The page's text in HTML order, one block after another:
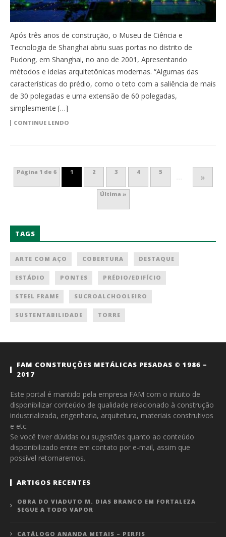
Após três anos de construção, o Museu de Ciência e
Tecnologia de Shanghai abriu suas portas no distrito de
Pudong, em Shanghai, no ano de 2001, Apresentando
métodos e ideias arquitetônicas modernas. “Algumas das
características do prédio, como o teto com a saliência de mais
de 30 polegadas e uma extensão de 60 polegadas,
simplesmente […]
CONTINUE LENDO
Página 1 de 6 1 2 3 4 5
... »
Última »
TAGS
ARTE COM AÇO COBERTURA DESTAQUE
ESTÁDIO PONTES PRÉDIO/EDIFÍCIO
STEEL FRAME SUCROALCHOOLEIRO
SUSTENTABILIDADE TORRE
FAM CONSTRUÇÕES METÁLICAS PESADAS © 1986 –
2017
Este portal é mantido pela empresa FAM com o intuito de
disponibilizar conteúdo de qualidade relacionado à construção
industrializada, engenharia, arquitetura, materiais construtivos
e etc.
Se você tiver dúvidas ou sugestões quanto ao conteúdo
disponibilizado entre em contato por e-mail, assim que
possível retornaremos.
ARTIGOS RECENTES
OBRA DO VIADUTO M. DIAS BRANCO EM FORTALEZA
SEGUE A TODO VAPOR
CATÁLOGO ANANDA METAIS – PERFIS